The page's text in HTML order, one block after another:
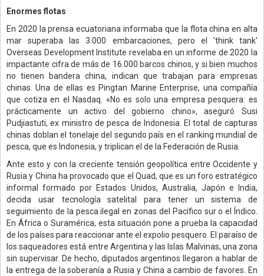
Enormes flotas
En 2020 la prensa ecuatoriana informaba que la flota china en alta
mar superaba las 3.000 embarcaciones, pero el 'think tank'
Overseas Development Institute revelaba en un informe de 2020 la
impactante cifra de más de 16.000 barcos chinos, y si bien muchos
no tienen bandera china, indican que trabajan para empresas
chinas. Una de ellas es Pingtan Marine Enterprise, una compañía
que cotiza en el Nasdaq. «No es solo una empresa pesquera: es
prácticamente un activo del gobierno chino», aseguró Susi
Pudjiastuti, ex ministro de pesca de Indonesia. El total de capturas
chinas doblan el tonelaje del segundo país en el ranking mundial de
pesca, que es Indonesia, y triplican el de la Federación de Rusia.
Ante esto y con la creciente tensión geopolítica entre Occidente y
Rusia y China ha provocado que el Quad, que es un foro estratégico
informal formado por Estados Unidos, Australia, Japón e India,
decida usar tecnología satelital para tener un sistema de
seguimiento de la pesca ilegal en zonas del Pacífico sur o el Índico.
En África o Suramérica, esta situación pone a prueba la capacidad
de los países para reaccionar ante el expolio pesquero. El paraíso de
los saqueadores está entre Argentina y las Islas Malvinas, una zona
sin supervisar. De hecho, diputados argentinos llegaron a hablar de
la entrega de la soberanía a Rusia y China a cambio de favores. En